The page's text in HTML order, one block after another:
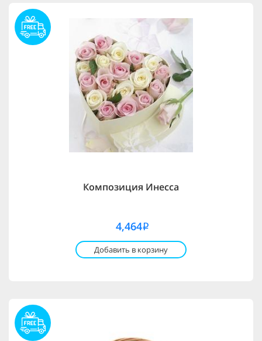
Композиция Инесса
4,464i
Добавить в корзину